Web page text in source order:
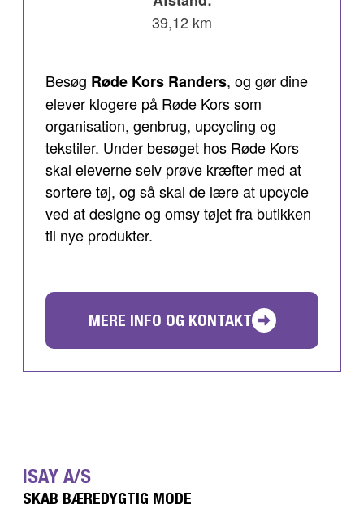
39,12 km
Besøg Røde Kors Randers, og gør dine
elever klogere på Røde Kors som
organisation, genbrug, upcycling og
tekstiler. Under besøget hos Røde Kors
skal eleverne selv prøve kræfter med at
sortere tøj, og så skal de lære at upcycle
ved at designe og omsy tøjet fra butikken
til nye produkter.
MERE INFO OG KONTAKT
ISAY A/S
SKAB BÆREDYGTIG MODE